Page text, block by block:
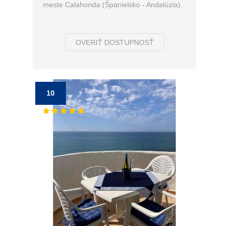
meste Calahonda (Španielsko - Andalúzia).
OVERIŤ DOSTUPNOSŤ
10